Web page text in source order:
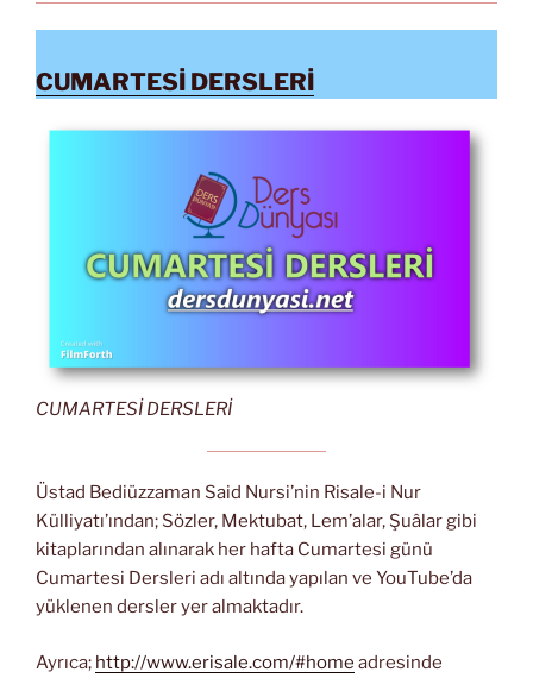
CUMARTESİ DERSLERİ
CUMARTESİ DERSLERİ
Üstad Bediüzzaman Said Nursi’nin Risale-i Nur
Külliyatı’ından; Sözler, Mektubat, Lem’alar, Şuâlar gibi
kitaplarından alınarak her hafta Cumartesi günü
Cumartesi Dersleri adı altında yapılan ve YouTube’da
yüklenen dersler yer almaktadır.
Ayrıca; http://www.erisale.com/#home adresinde